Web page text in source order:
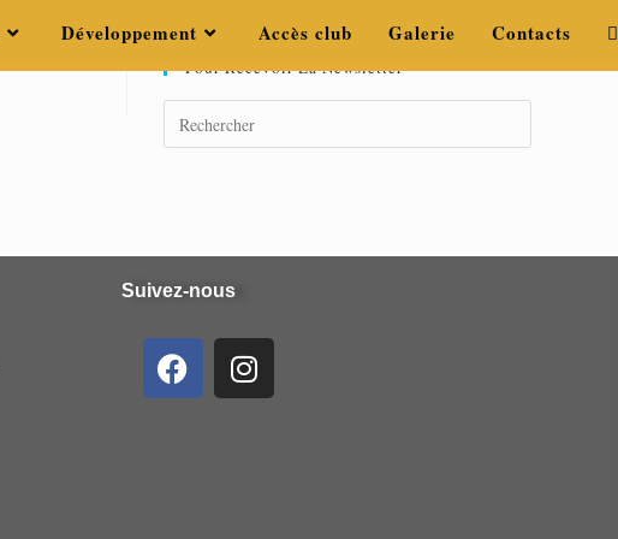
Développement Accès club Galerie Contacts
Pour Recevoir La Newsletter
Suivez-nous